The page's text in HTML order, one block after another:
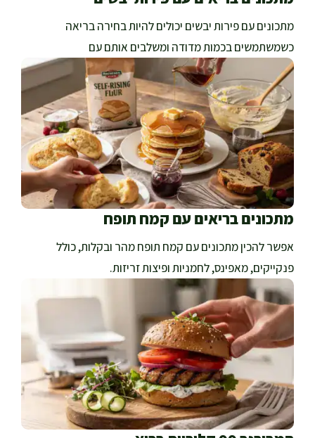
מתכונים עם פירות יבשים יכולים להיות בחירה בריאה
כשמשתמשים בכמות מדודה ומשלבים אותם עם
מתכונים בריאים עם קמח תופח
אפשר להכין מתכונים עם קמח תופח מהר ובקלות, כולל
פנקייקים, מאפינס, לחמניות ופיצות זריזות.